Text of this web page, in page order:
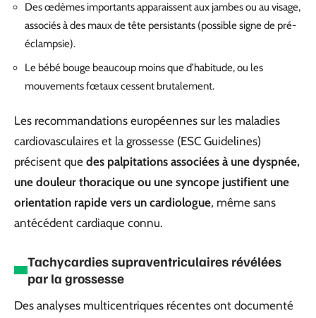
Des œdèmes importants apparaissent aux jambes ou au visage,
associés à des maux de tête persistants (possible signe de pré-
éclampsie).
Le bébé bouge beaucoup moins que d’habitude, ou les
mouvements fœtaux cessent brutalement.
Les recommandations européennes sur les maladies
cardiovasculaires et la grossesse (ESC Guidelines)
précisent que des palpitations associées à une dyspnée,
une douleur thoracique ou une syncope justifient une
orientation rapide vers un cardiologue, même sans
antécédent cardiaque connu.
Tachycardies supraventriculaires révélées
par la grossesse
Des analyses multicentriques récentes ont documenté